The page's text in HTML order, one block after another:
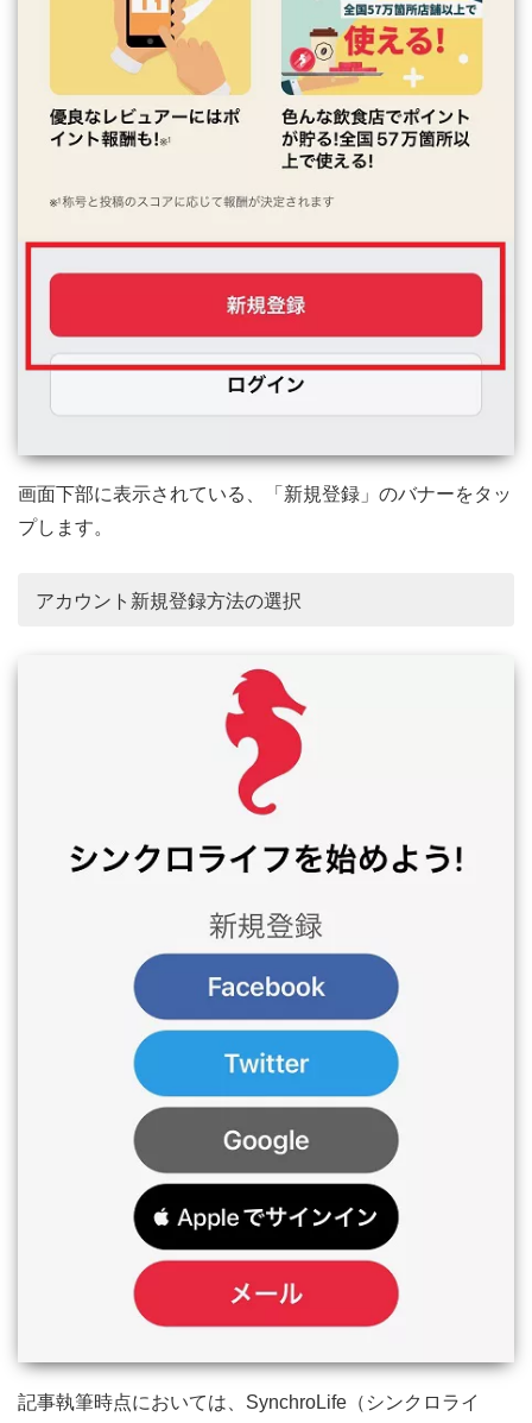
画面下部に表示されている、「新規登録」のバナーをタッ
プします。
アカウント新規登録方法の選択
記事執筆時点においては、SynchroLife（シンクロライ